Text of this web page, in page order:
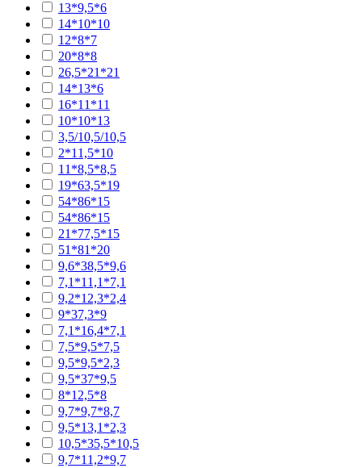
13*9,5*6
14*10*10
12*8*7
20*8*8
26,5*21*21
14*13*6
16*11*11
10*10*13
3,5/10,5/10,5
2*11,5*10
11*8,5*8,5
19*63,5*19
54*86*15
54*86*15
21*77,5*15
51*81*20
9,6*38,5*9,6
7,1*11,1*7,1
9,2*12,3*2,4
9*37,3*9
7,1*16,4*7,1
7,5*9,5*7,5
9,5*9,5*2,3
9,5*37*9,5
8*12,5*8
9,7*9,7*8,7
9,5*13,1*2,3
10,5*35,5*10,5
9,7*11,2*9,7